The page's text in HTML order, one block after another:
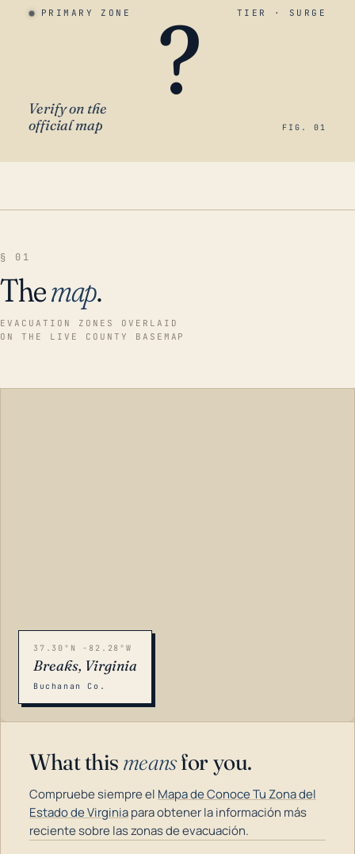
PRIMARY ZONE TIER · SURGE
?
Verify on the
official map
FIG. 01
§ 01
Themap.
EVACUATION ZONES OVERLAID
ON THE LIVE COUNTY BASEMAP
37.30°N -82.28°W
Breaks, Virginia
Buchanan Co.
What this meansfor you.
Compruebe siempre el Mapa de Conoce Tu Zona del
Estado de Virginiapara obtener la información más
reciente sobre las zonas de evacuación.